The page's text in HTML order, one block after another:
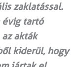
zaklatással.
évig tartó
akták
kiderül, hogy